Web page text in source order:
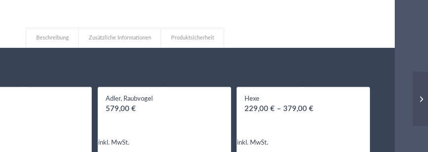
Beschreibung Zusätzliche Informationen Produktsicherheit
Adler, Raubvogel
579,00 €
inkl. MwSt.
Hexe
229,00 €– 379,00 €
inkl. MwSt.